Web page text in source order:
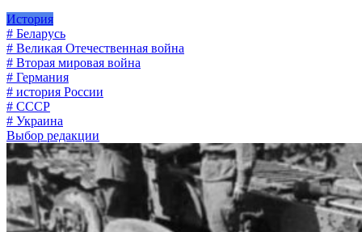
История
# Беларусь
# Великая Отечественная война
# Вторая мировая война
# Германия
# история России
# СССР
# Украина
Выбор редакции